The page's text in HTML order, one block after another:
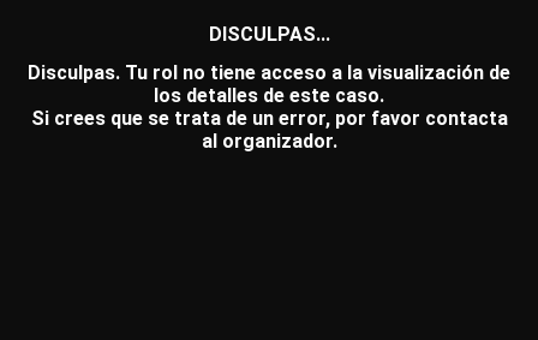
DISCULPAS...
Disculpas. Tu rol no tiene acceso a la visualización de
los detalles de este caso.
Si crees que se trata de un error, por favor contacta
al organizador.